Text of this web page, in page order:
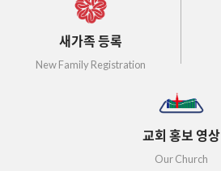
새가족 등록
New Family Registration
교회 홍보 영상
Our Church